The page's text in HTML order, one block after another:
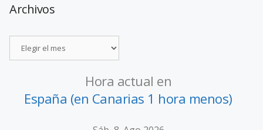
Archivos
Hora actual en
España (en Canarias 1 hora menos)